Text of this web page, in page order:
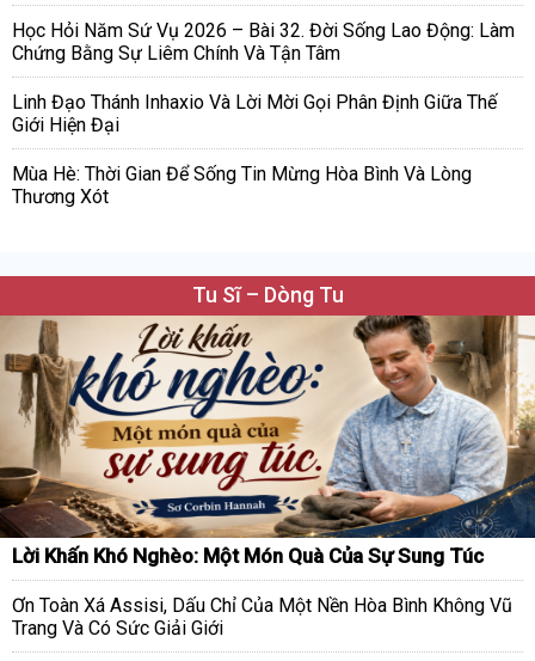
Học Hỏi Năm Sứ Vụ 2026 – Bài 32. Đời Sống Lao Động: Làm
Chứng Bằng Sự Liêm Chính Và Tận Tâm
Linh Đạo Thánh Inhaxio Và Lời Mời Gọi Phân Định Giữa Thế
Giới Hiện Đại
Mùa Hè: Thời Gian Để Sống Tin Mừng Hòa Bình Và Lòng
Thương Xót
Tu Sĩ – Dòng Tu
Lời Khấn Khó Nghèo: Một Món Quà Của Sự Sung Túc
Ơn Toàn Xá Assisi, Dấu Chỉ Của Một Nền Hòa Bình Không Vũ
Trang Và Có Sức Giải Giới